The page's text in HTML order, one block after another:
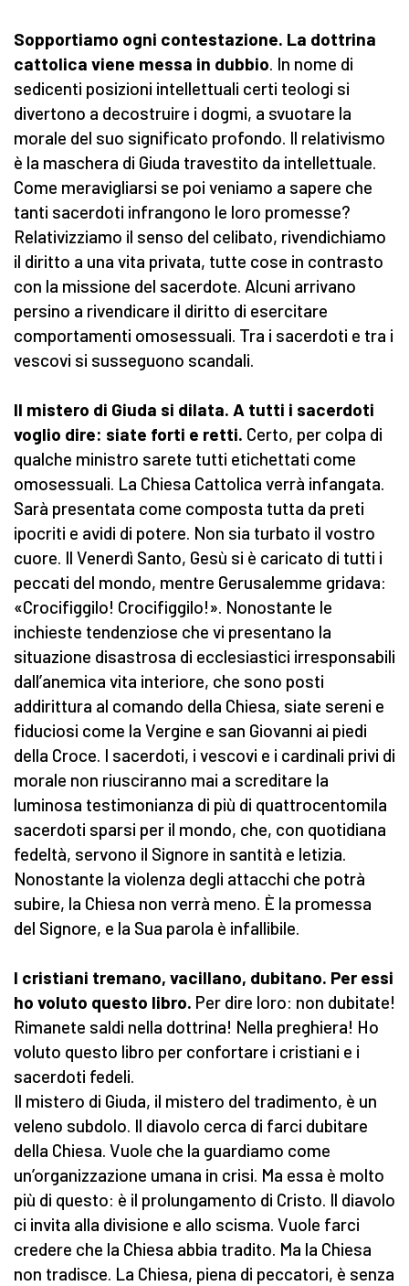
Sopportiamo ogni contestazione. La dottrina
cattolica viene messa in dubbio. In nome di
sedicenti posizioni intellettuali certi teologi si
divertono a decostruire i dogmi, a svuotare la
morale del suo significato profondo. Il relativismo
è la maschera di Giuda travestito da intellettuale.
Come meravigliarsi se poi veniamo a sapere che
tanti sacerdoti infrangono le loro promesse?
Relativizziamo il senso del celibato, rivendichiamo
il diritto a una vita privata, tutte cose in contrasto
con la missione del sacerdote. Alcuni arrivano
persino a rivendicare il diritto di esercitare
comportamenti omosessuali. Tra i sacerdoti e tra i
vescovi si susseguono scandali.
Il mistero di Giuda si dilata. A tutti i sacerdoti
voglio dire: siate forti e retti. Certo, per colpa di
qualche ministro sarete tutti etichettati come
omosessuali. La Chiesa Cattolica verrà infangata.
Sarà presentata come composta tutta da preti
ipocriti e avidi di potere. Non sia turbato il vostro
cuore. Il Venerdì Santo, Gesù si è caricato di tutti i
peccati del mondo, mentre Gerusalemme gridava:
«Crocifiggilo! Crocifiggilo!». Nonostante le
inchieste tendenziose che vi presentano la
situazione disastrosa di ecclesiastici irresponsabili
dall’anemica vita interiore, che sono posti
addirittura al comando della Chiesa, siate sereni e
fiduciosi come la Vergine e san Giovanni ai piedi
della Croce. I sacerdoti, i vescovi e i cardinali privi di
morale non riusciranno mai a screditare la
luminosa testimonianza di più di quattrocentomila
sacerdoti sparsi per il mondo, che, con quotidiana
fedeltà, servono il Signore in santità e letizia.
Nonostante la violenza degli attacchi che potrà
subire, la Chiesa non verrà meno. È la promessa
del Signore, e la Sua parola è infallibile.
I cristiani tremano, vacillano, dubitano. Per essi
ho voluto questo libro. Per dire loro: non dubitate!
Rimanete saldi nella dottrina! Nella preghiera! Ho
voluto questo libro per confortare i cristiani e i
sacerdoti fedeli.
Il mistero di Giuda, il mistero del tradimento, è un
veleno subdolo. Il diavolo cerca di farci dubitare
della Chiesa. Vuole che la guardiamo come
un’organizzazione umana in crisi. Ma essa è molto
più di questo: è il prolungamento di Cristo. Il diavolo
ci invita alla divisione e allo scisma. Vuole farci
credere che la Chiesa abbia tradito. Ma la Chiesa
non tradisce. La Chiesa, piena di peccatori, è senza